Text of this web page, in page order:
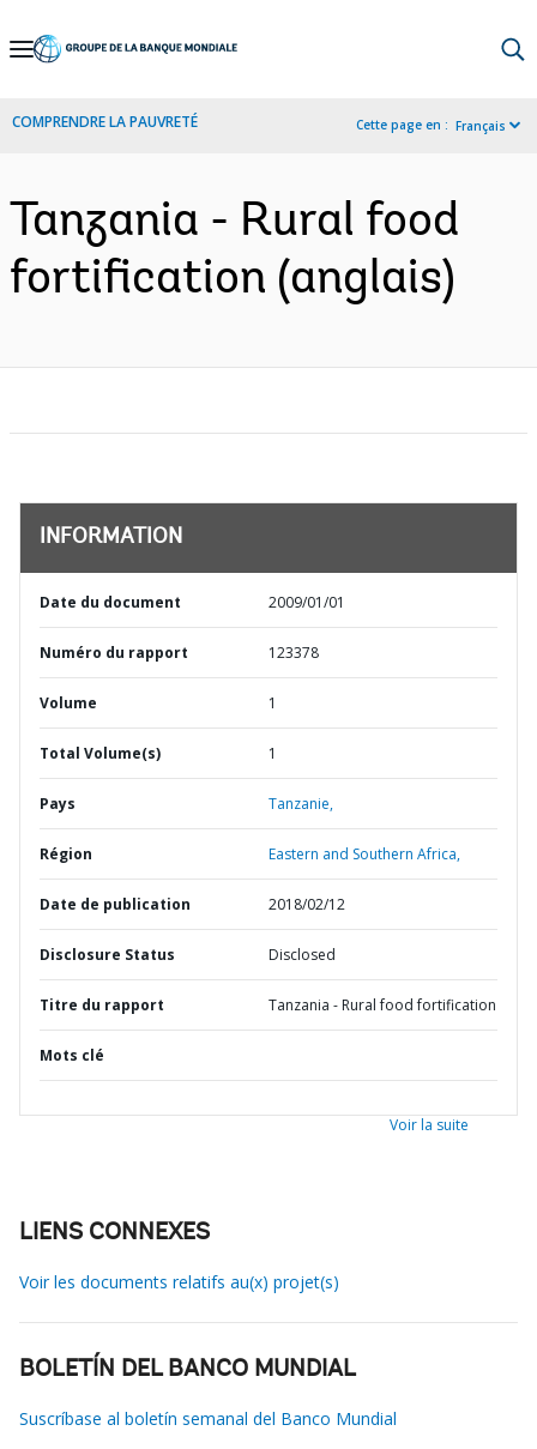
Skip
Navigation
COMPRENDRE LA PAUVRETÉ Cette page en : Français
Tanzania - Rural food
fortification (anglais)
INFORMATION
Date du document 2009/01/01
Numéro du rapport 123378
Volume 1
Total Volume(s) 1
Pays Tanzanie,
Région Eastern and Southern Africa,
Date de publication 2018/02/12
Disclosure Status Disclosed
Titre du rapport Tanzania - Rural food fortification
Mots clé
Voir la suite
LIENS CONNEXES
Voir les documents relatifs au(x) projet(s)
BOLETÍN DEL BANCO MUNDIAL
Suscríbase al boletín semanal del Banco Mundial